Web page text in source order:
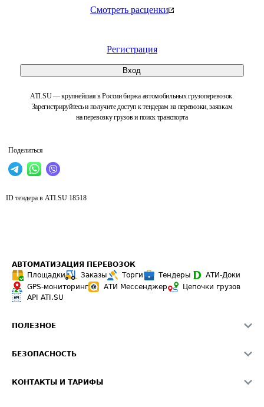
Смотреть расценки
Регистрация
Вход
ATI.SU — крупнейшая в России биржа автомобильных грузоперевозок.
Зарегистрируйтесь и получите доступ к тендерам на перевозки, заявкам
на перевозку грузов и поиск транспорта
Поделиться
ID тендера в ATI.SU 18518
АВТОМАТИЗАЦИЯ ПЕРЕВОЗОК
Площадки
Заказы Торги Тендеры
АТИ-Доки
GPS-мониторинг
АТИ Мессенджер
Цепочки грузов
API ATI.SU
ПОЛЕЗНОЕ
Звезды ATI.SU на вашем сайте
БЕЗОПАСНОСТЬ
КОНТАКТЫ И ТАРИФЫ